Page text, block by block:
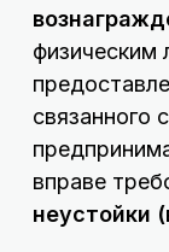
физическим
связанного
вправе
неустойки